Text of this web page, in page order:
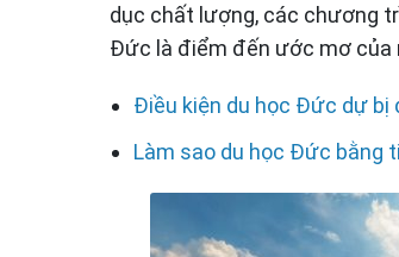
dục chất lượng, các chương
Đức là điểm đến ước mơ của
Điều kiện du học Đức dự bị
Làm sao du học Đức bằng